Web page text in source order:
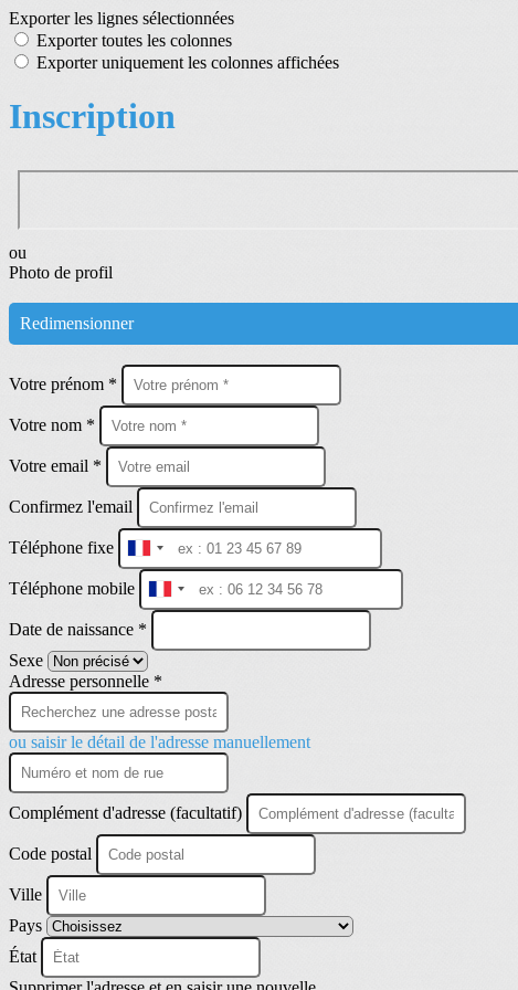
Exporter les lignes sélectionnées
Exporter toutes les colonnes
Exporter uniquement les colonnes affichées
Inscription
ou
Photo de profil
Redimensionner
Votre prénom *
Votre nom *
Votre email *
Confirmez l'email
Téléphone fixe
France
+33
Téléphone mobile
France
+33
Date de naissance *
Sexe
Adresse personnelle *
ou saisir le détail de l'adresse manuellement
Complément d'adresse (facultatif)
Code postal
Ville
Pays
État